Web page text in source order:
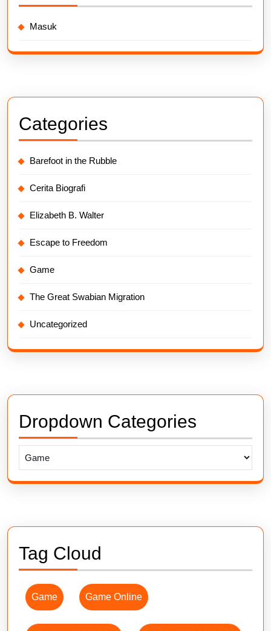
Masuk
Categories
Barefoot in the Rubble
Cerita Biografi
Elizabeth B. Walter
Escape to Freedom
Game
The Great Swabian Migration
Uncategorized
Dropdown Categories
Tag Cloud
Game Game Online